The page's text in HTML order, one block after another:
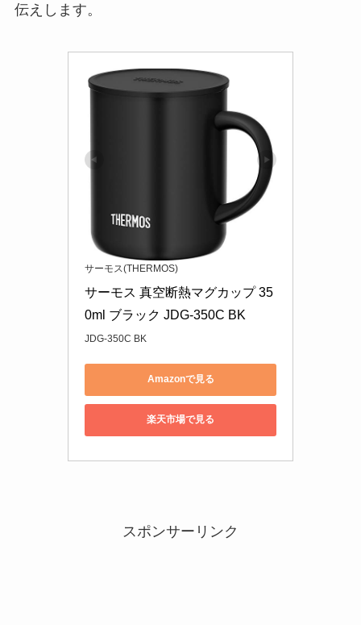
伝えします。
サーモス(THERMOS)
サーモス 真空断熱マグカップ 35
0ml ブラック JDG-350C BK
JDG-350C BK
Amazonで見る
楽天市場で見る
スポンサーリンク